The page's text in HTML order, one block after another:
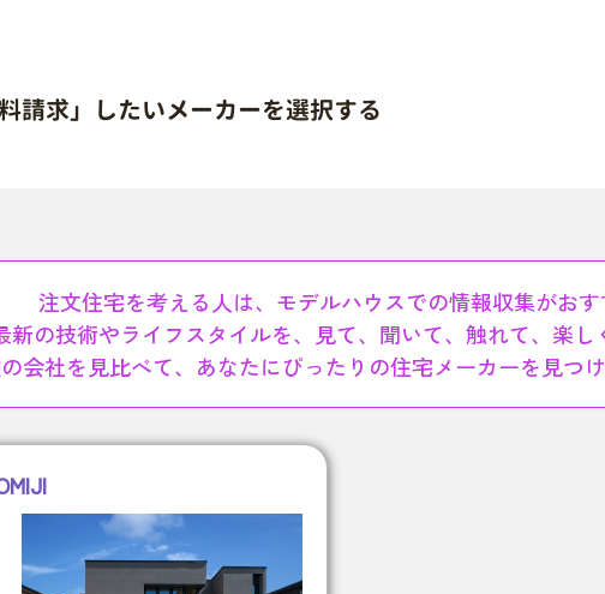
請求」したいメーカーを選択する
注文住宅を考える人は、モデルハウスでの情報収集がお
新の技術やライフスタイルを、見て、聞いて、触れて、楽し
会社を見比べて、あなたにぴったりの住宅メーカーを見つけ